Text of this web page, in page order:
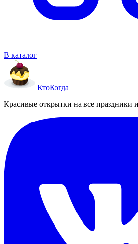
В каталог
КтоКогда
Красивые открытки на все праздники